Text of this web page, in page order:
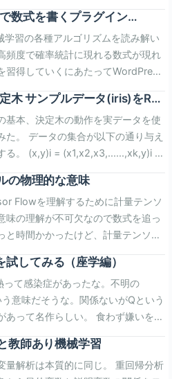
。正解/不正解それぞれで場合分けし
良い。 f(xn,yn)>0なのにt=-1である
正解 \\ f(x_n,y_n)t < 0
評価式 トレーニン
を与えたとき、最良のパラメー
を決めるため、多項式の評価式を
解データをf(x,y)に与えたときにそ
になるようにする。 これは、不正解
か、なるべく不正解データと距離が
るf(x,y)を見つけることに他ならな
E_n = | f(x_n,y_n) | \\
$$ 不正解データについてのみEnを
し (xn,yn)は不正解データのみ $$
E &=& sum_n E_n = sum_n
end{eqnarray} $$ ここで、無
(行列))計算に持ち込む。 $$
left ( begin{array}{c} w_0
\\
t_nw^Tphi_n end{eqnarray} $$ モ
きる。これによりサンプルデータが
で当てはまるか」を推定できるよう
at 17.03.10中井 悦司 技術評
ンキング: 8,130Amazon.co.jpで詳
本中の基本、正規分布の確率密度。
度の平均がµ、分散がσ2である場
次の関数で与えられる。 $$
mu)^2} $$ で、今、M次多項
+ w_Mx^M &=&
w_mx^m end{eqnarray} $$ サンプ
し観測値tがf(xm)を中心として±σ散
えると、tはfn,σ2から決まる式とな
frac{1}{2sigma^2}
$$ トレーニングデー
タを決定する 未知のサンプルデータ
トレーニングデータ(xn,tn)を代入
frac{1}
くなる（悪化する）地点が発生す
習という名前が付いている現象で、
モデルにおけるパラメタ決定時に考
めの機械学習
with amazlet at 17.03.10中井 悦
り上げランキング:
詳細を見る パラメタの評価
乗誤差、M=1のときの二乗誤差,...と
M次多項式とトレーニングデータの
を記録していき、EDが最小になる
て採用する。平均二乗誤差EDは以
begin{eqnarray} E_D = frac{1}{2}
sum_{m=1}^M w_m x_n^m-
$$ 平均二乗誤差は、M
ーニングデータの差の2乗の合計の
打ち消すために2倍して平方根を取
する。 $$ E_{RMS} =
トレーニングデー
多項式を作ってきた。このM次多項
いる\"作業となる。トレーニングデ
うことになるから「教師あり学習」
。その試みの中には構造をパラメタ
現できるものがあり、素性の良い数
計算によらず解析的な手法でパラメ
posted with amazlet at 17.03.10中
社 売り上げランキング:
詳細を見る パラメトリック
項式曲線 M次多項式をモデルとして
化問題を解く最小二乗法は最も理解
く解説に使われるようだ。自分でも
。パラメトリックモデルのパラメタ
の係数行列のことではなく次数Mの
二乗法によりM次多項式の係数行列
報系の一般教養的な感じだったと思
を採用すべきかは確かに奥が深そう
は以下のような感じになる。 現象
モデル（数式）を設定する。モデル
るようにする パラメタの良し
おける最良の評価を与えるパラメタ
数式を書くプラグイン
を使って見る
習の各種アルゴリズムを読み解い
頻度で確率統計に現れる数式が現れ
習得していくにあたってWordPress
式を書くことの限界は見えてくる。
数式を書くツールといえば、今も
。WordPressのエントリにLaTeX
を記述するプラグイン(MathJax-
ョートコードmathjaxを書き、以下
を入力する。 $$x=frac{-
結果は以下の通りであ
ープ文字はバックスラッシュだか
を打たないといけなくて面倒な以
自然だ。フォントの再現性はこの際
。 数式サンプル いくつ
みる。一番最初は正規分布の確率密
$$p(x)=frac{1}
frac{1}{2sigma^2}(x-
木 サンプルデータ(iris)をRの
みた
基本、決定木の動作を実データを使
の通り与え
る。 (x,y)i = (x1,x2,x3,......,xk,y)i 決
いるかを表すデータ構造を指す。説
るモデルであり、教師データ(x,y)i
を生成することから「教師あり学
る。その素性がとても簡単なので教
に至るまでの質問を全て満たす説明
応し、中間ノードから子ノードへ
yiが取り得る個別の値に対応する。
と枝はIF-THEN-ELSEに相当する。
子ノードへの分岐を繰り返すと、説
決まる時が来る。根から末端ノー
うことは、従属変数に対応する質問
の物理的な意味
Flowを理解するために計量テンソ
味の理解が不可欠なので数式を追っ
と時間かかったけど、計量テンソル
い。しかし、Ad-HocなIT技術ばか
数式の美しさは格が違うな。 計量
的に何を表しているのかは最後だけ
αik=gijって何？を理解するために共
ある座標系の基底ベクトル
の座標系のベクトル(e1\',e2\',e3\')
してみる（座学編）
って感染症があったな。不明の
意味だそうな。関係ないがQという
名作らしい。 食わず嫌いをし
ゴリズムの一種だった。自然界の～
とか言うから胡散臭くなるだけで、
教師あり機械学習
析は本質的に同じ。 重回帰分析